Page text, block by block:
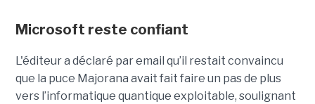
Microsoft reste confiant
L'éditeur a déclaré par email qu’il restait convaincu
que la puce Majorana avait fait faire un pas de plus
vers l’informatique quantique exploitable, soulignant